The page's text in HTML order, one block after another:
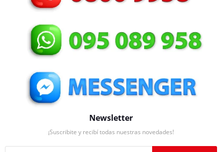
Newsletter
¡Suscribite y recibí todas nuestras novedades!